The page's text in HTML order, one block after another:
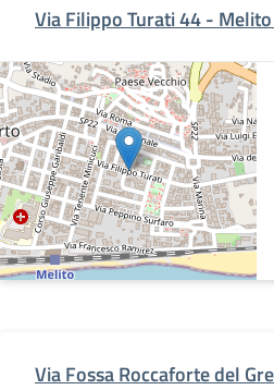
Via Filippo Turati 44 -
Via Fossa Roccaforte del